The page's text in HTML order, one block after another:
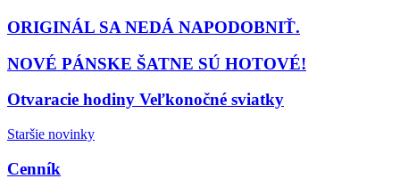
ORIGINÁL SA NEDÁ NAPODOBNIŤ.
NOVÉ PÁNSKE ŠATNE SÚ HOTOVÉ!
Otvaracie hodiny Veľkonočné sviatky
Staršie novinky
Cenník